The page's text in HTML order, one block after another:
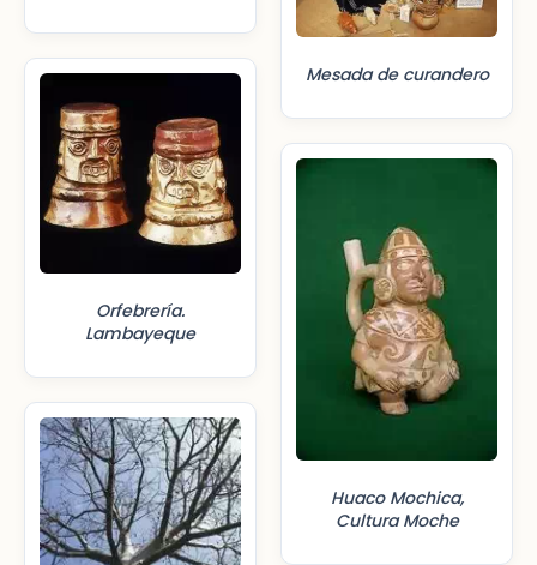
Orfebrería.
Lambayeque
Mesada de curandero
Huaco Mochica,
Cultura Moche